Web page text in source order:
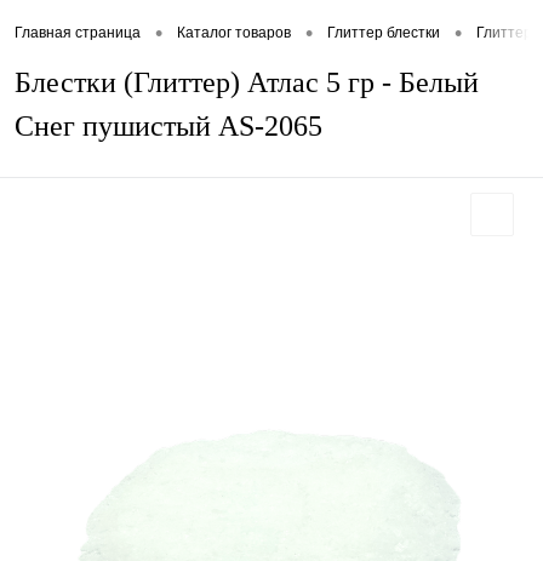
Главная страница • Каталог товаров • Глиттер блестки • Глиттер
Блестки (Глиттер) Атлас 5 гр - Белый
Снег пушистый AS-2065